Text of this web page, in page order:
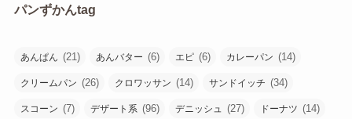
パンずかんtag
あんぱん (21) あんバター (6) エピ (6) カレーパン (14)
クリームパン (26) クロワッサン (14) サンドイッチ (34)
スコーン (7) デザート系 (96) デニッシュ (27) ドーナツ (14)